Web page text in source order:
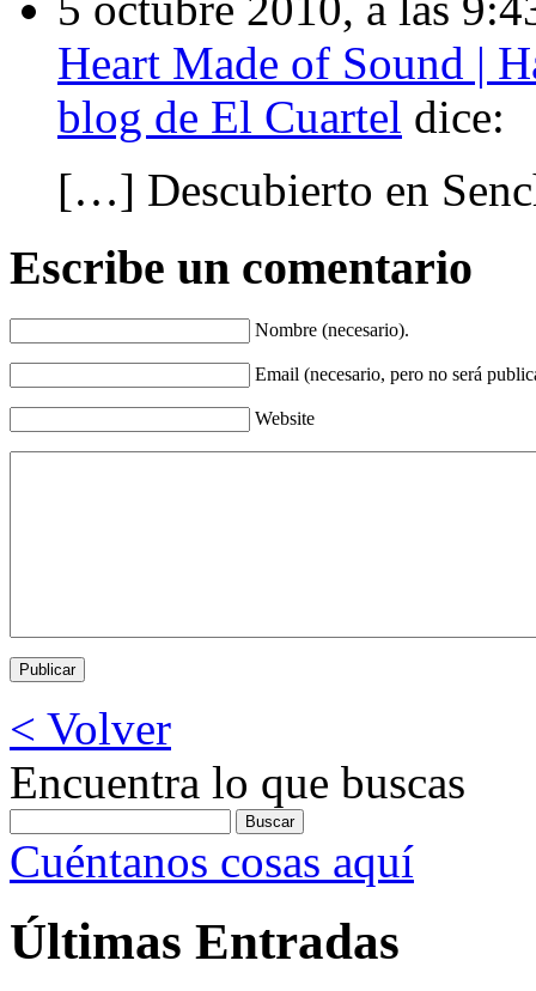
Heart Made of Sound |
blog de El Cuartel dice:
[…] Descubierto en
Escribe un comentario
Nombre (necesario).
Email (necesario, pero no será
Website
< Volver
Encuentra lo que buscas
Cuéntanos cosas aquí
Últimas Entradas